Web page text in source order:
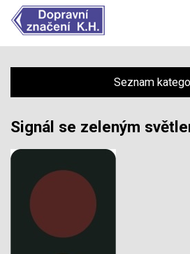
Seznam
Signál se zeleným